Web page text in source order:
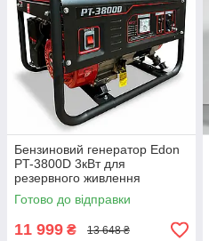
Бензиновий генератор Edon
PT-3800D 3кВт для
резервного живлення
обладнання та інструментів
Готово до відправки
11 999 ₴ 13 648 ₴